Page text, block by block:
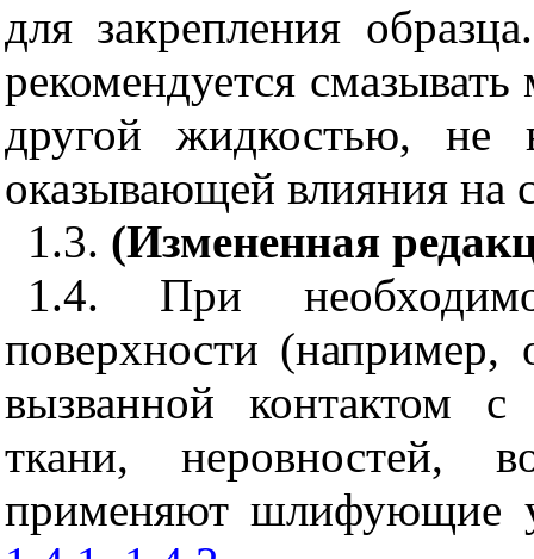
для закрепления
рекомендуется
другой жидкостью, не
оказывающей влияния на
1.3. (Измененная
1.4. При
поверхности (например,
вызванной контактом с
ткани, неровностей,
применяют шлифующие